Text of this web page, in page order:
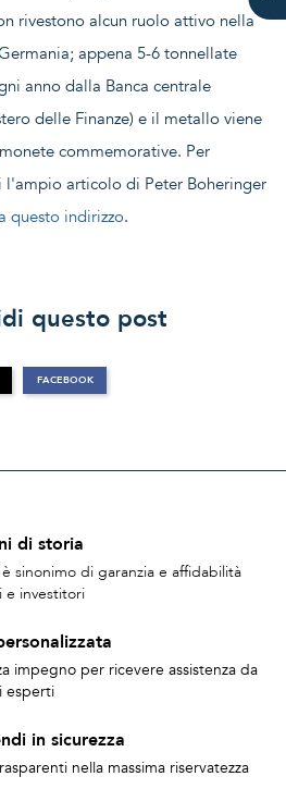
rivestono alcun ruolo attivo nella
appena 5-6 tonnellate
anno dalla Banca centrale
delle Finanze) e il metallo viene
commemorative. Per
articolo di Peter Boheringer
questo indirizzo.
questo post
FACEBOOK
di storia
è sinonimo di garanzia e affidabilità
e investitori
impegno per ricevere assistenza da
esperti
in sicurezza
nella massima riservatezza